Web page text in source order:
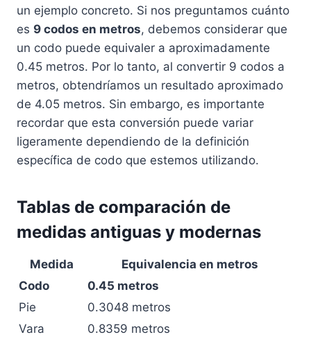
un ejemplo concreto. Si nos preguntamos cuánto
es 9 codos en metros, debemos considerar que
un codo puede equivaler a aproximadamente
0.45 metros. Por lo tanto, al convertir 9 codos a
metros, obtendríamos un resultado aproximado
de 4.05 metros. Sin embargo, es importante
recordar que esta conversión puede variar
ligeramente dependiendo de la definición
específica de codo que estemos utilizando.
Tablas de comparación de
medidas antiguas y modernas
Medida
Equivalencia en metros
Codo
0.45 metros
Pie
0.3048 metros
Vara
0.8359 metros